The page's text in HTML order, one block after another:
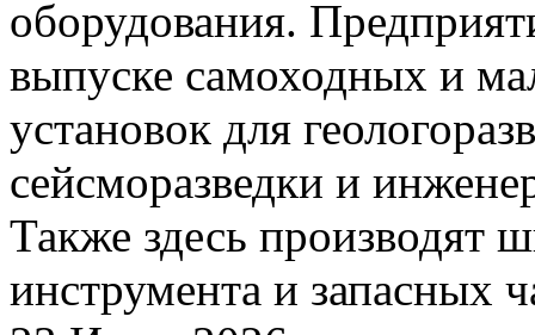
оборудования.
выпуске самоходных и
установок для
сейсморазведки и
Также здесь производят
инструмента и запасных